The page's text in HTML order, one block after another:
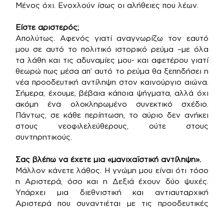
Μένος όχι. Ενοχλούν ίσως οι αλήθειες που λέων.
Είστε αριστερός;
Απολύτως. Αφενός γιατί αναγνωρίζω τον εαυτό
μου σε αυτό το πολιτικό ιστορικό ρεύμα –με όλα
τα λάθη και τις αδυναμίες μου- και αφετέρου γιατί
θεωρώ πως μέσα απ’ αυτό το ρεύμα θα ξεπηδήσει η
νέα προοδευτική αντίληψη στον καινούργιο αιώνα.
Σήμερα, έχουμε, βέβαια κάποια ψήγματα, αλλά όχι
ακόμη ένα ολοκληρωμένο συνεκτικό σχέδιο.
Πάντως, σε κάθε περίπτωση, το αύριο δεν ανήκει
στους νεοφιλελεύθερους, ούτε στους
συντηρητικούς.
Σας βλέπω να έχετε μια «μανιχαϊστική αντίληψη».
Μάλλον κάνετε λάθος. Η γνώμη μου είναι ότι τόσο
η Αριστερά, όσο και η Δεξιά έχουν δύο ψυχές.
Υπάρχει μια διεθνιστική και αντιαυταρχική
Αριστερά που συναντιέται με τις προοδευτικές